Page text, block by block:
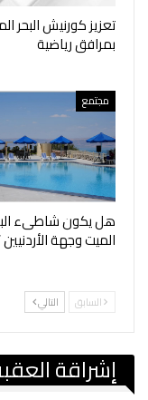
تعزيز كورنيش البحر
بمرافق رياضية
مجتمع
هل يكون شاطىء
الميت وجهة
السابق التالي
إشراقة